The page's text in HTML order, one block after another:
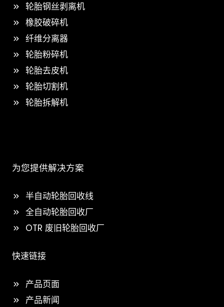
轮胎钢丝剥离机
橡胶破碎机
纤维分离器
轮胎粉碎机
轮胎去皮机
轮胎切割机
轮胎拆解机
为您提供解决方案
半自动轮胎回收线
全自动轮胎回收厂
OTR 废旧轮胎回收厂
快速链接
产品页面
产品新闻